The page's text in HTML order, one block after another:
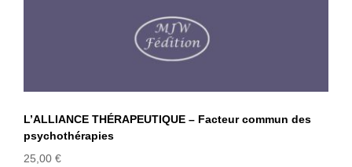
L’ALLIANCE THÉRAPEUTIQUE – Facteur commun des
psychothérapies
25,00 €